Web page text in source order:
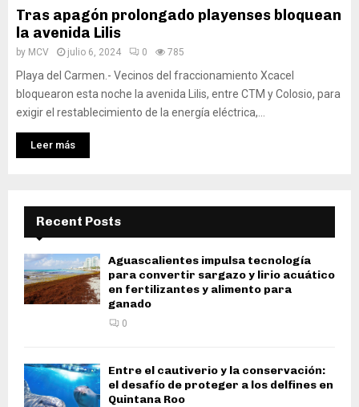
Tras apagón prolongado playenses bloquean
la avenida Lilis
by MCV julio 6, 2024 0 785
Playa del Carmen.- Vecinos del fraccionamiento Xcacel
bloquearon esta noche la avenida Lilis, entre CTM y Colosio, para
exigir el restablecimiento de la energía eléctrica,...
Leer más
Recent Posts
Aguascalientes impulsa tecnología
para convertir sargazo y lirio acuático
en fertilizantes y alimento para
ganado
0
Entre el cautiverio y la conservación:
el desafío de proteger a los delfines en
Quintana Roo